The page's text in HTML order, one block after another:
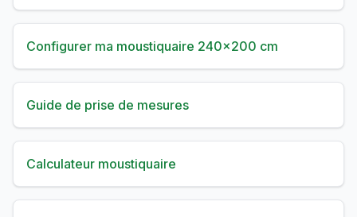
Configurer ma moustiquaire 240×200 cm
Guide de prise de mesures
Calculateur moustiquaire